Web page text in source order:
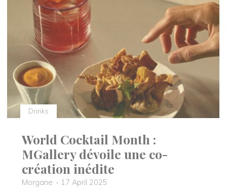
Drinks
World Cocktail Month :
MGallery dévoile une co-
création inédite
Morgane
17 April 2025